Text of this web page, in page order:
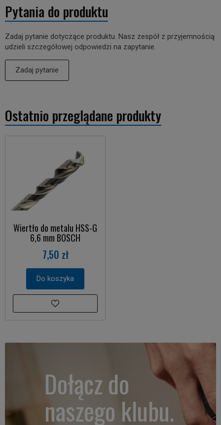
Pytania do produktu
Zadaj pytanie dotyczące produktu. Nasz zespół z przyjemnością
udzieli szczegółowej odpowiedzi na zapytanie.
Zadaj pytanie
Ostatnio przeglądane produkty
Wiertło do metalu HSS-G
6,6 mm BOSCH
7,50 zł
Do koszyka
Dołącz do
naszego klubu.